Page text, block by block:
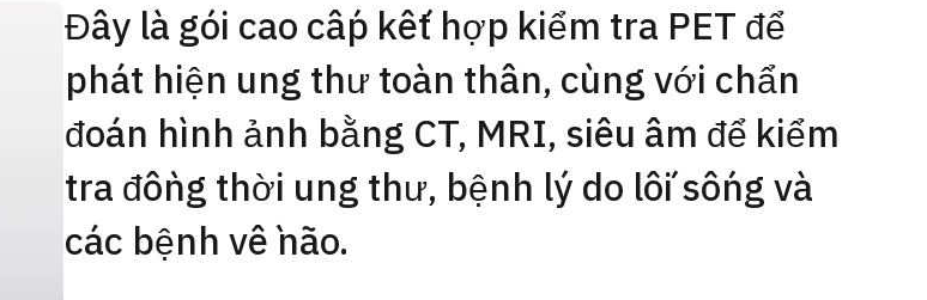
2026.01.12
Đây là gói cao cấp kết hợp kiểm tra PET để
phát hiện ung thư toàn thân, cùng với chẩn
đoán hình ảnh bằng CT, MRI, siêu âm để kiểm
tra đồng thời ung thư, bệnh lý do lối sống và
các bệnh về não.